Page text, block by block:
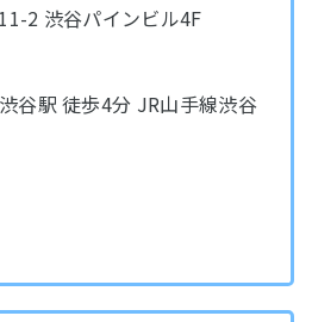
2 渋谷パインビル4F
谷駅 徒歩4分 JR山手線渋谷